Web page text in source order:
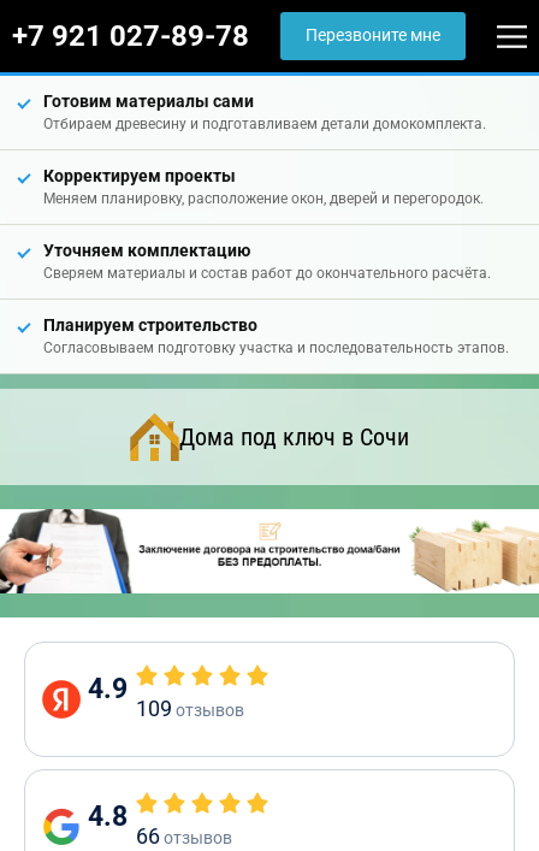
+7 921 027-89-78 Перезвоните мне
Готовим материалы сами
Отбираем древесину и подготавливаем детали домокомплекта.
Корректируем проекты
Меняем планировку, расположение окон, дверей и перегородок.
Уточняем комплектацию
Сверяем материалы и состав работ до окончательного расчёта.
Планируем строительство
Согласовываем подготовку участка и последовательность этапов.
Дома под ключ в Сочи
4.9
109 отзывов
4.8
66отзывов